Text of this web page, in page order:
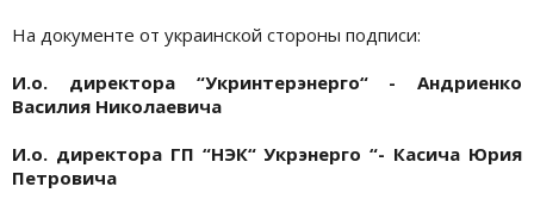
На документе от украинской стороны подписи:
И.о. директора “Укринтерэнерго“ - Андриенко
Василия Николаевича
И.о. директора ГП “НЭК“ Укрэнерго “- Касича Юрия
Петровича